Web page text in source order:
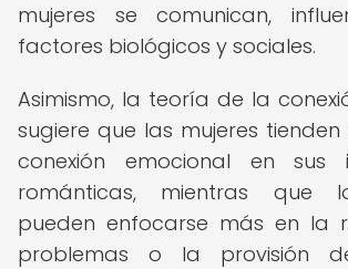
mujeres se comunican,
factores biológicos y sociales.
Asimismo, la teoría de la
sugiere que las mujeres
conexión emocional en sus
románticas, mientras que
pueden enfocarse más en la
problemas o la provisión